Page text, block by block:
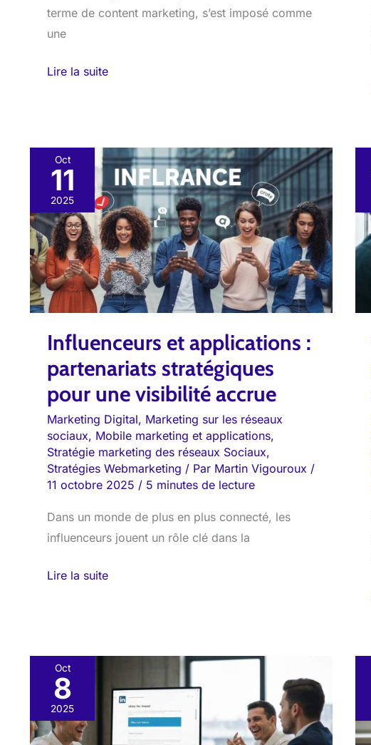
terme de content marketing, s’est imposé comme
une
Lire la suite
Oct
11
2025
Influenceurs et applications :
partenariats stratégiques
pour une visibilité accrue
Marketing Digital, Marketing sur les réseaux
sociaux, Mobile marketing et applications,
Stratégie marketing des réseaux Sociaux,
Stratégies Webmarketing / Par Martin Vigouroux /
11 octobre 2025 / 5 minutes de lecture
Dans un monde de plus en plus connecté, les
influenceurs jouent un rôle clé dans la
Influenceurs
et
applications
:
partenariats
stratégiques
pour
visibilité
accrue
Lire la suite
Oct
8
2025
Automatisation
sur
LinkedIn